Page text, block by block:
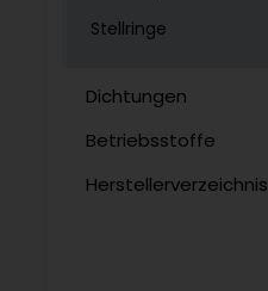
Stellringe
Dichtungen
Betriebsstoffe
Herstellerverzeichnis